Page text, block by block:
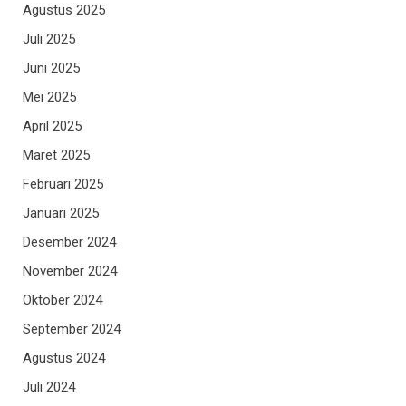
Agustus 2025
Juli 2025
Juni 2025
Mei 2025
April 2025
Maret 2025
Februari 2025
Januari 2025
Desember 2024
November 2024
Oktober 2024
September 2024
Agustus 2024
Juli 2024